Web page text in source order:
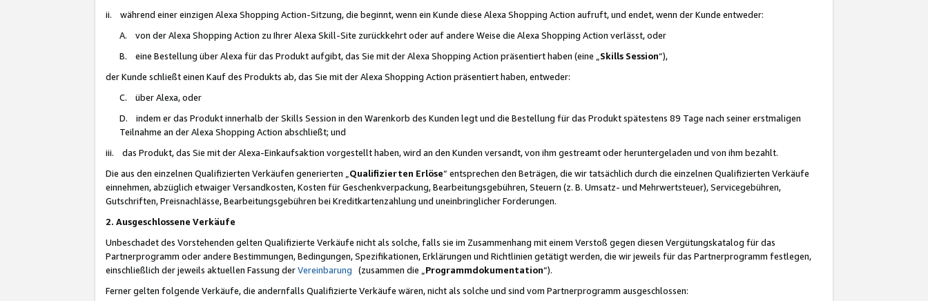
ii. während einer einzigen Alexa Shopping Action-Sitzung, die beginnt, wenn ein Kunde diese Alexa Shopping Action aufruft, und endet, wenn der Kunde entweder:
A. von der Alexa Shopping Action zu Ihrer Alexa Skill-Site zurückkehrt oder auf andere Weise die Alexa Shopping Action verlässt, oder
B. eine Bestellung über Alexa für das Produkt aufgibt, das Sie mit der Alexa Shopping Action präsentiert haben (eine „ Skills Session“),
der Kunde schließt einen Kauf des Produkts ab, das Sie mit der Alexa Shopping Action präsentiert haben, entweder:
C. über Alexa, oder
D. indem er das Produkt innerhalb der Skills Session in den Warenkorb des Kunden legt und die Bestellung für das Produkt spätestens 89 Tage nach seiner erstmaligen
Teilnahme an der Alexa Shopping Action abschließt; und
iii. das Produkt, das Sie mit der Alexa-Einkaufsaktion vorgestellt haben, wird an den Kunden versandt, von ihm gestreamt oder heruntergeladen und von ihm bezahlt.
Die aus den einzelnen Qualifizierten Verkäufen generierten „ Qualifizierten Erlöse“ entsprechen den Beträgen, die wir tatsächlich durch die einzelnen Qualifizierten Verkäufe
einnehmen, abzüglich etwaiger Versandkosten, Kosten für Geschenkverpackung, Bearbeitungsgebühren, Steuern (z. B. Umsatz- und Mehrwertsteuer), Servicegebühren,
Gutschriften, Preisnachlässe, Bearbeitungsgebühren bei Kreditkartenzahlung und uneinbringlicher Forderungen.
2. Ausgeschlossene Verkäufe
Unbeschadet des Vorstehenden gelten Qualifizierte Verkäufe nicht als solche, falls sie im Zusammenhang mit einem Verstoß gegen diesen Vergütungskatalog für das
Partnerprogramm oder andere Bestimmungen, Bedingungen, Spezifikationen, Erklärungen und Richtlinien getätigt werden, die wir jeweils für das Partnerprogramm festlegen,
einschließlich der jeweils aktuellen Fassung derVereinbarung (zusammen die „ Programmdokumentation“).
Ferner gelten folgende Verkäufe, die andernfalls Qualifizierte Verkäufe wären, nicht als solche und sind vom Partnerprogramm ausgeschlossen: